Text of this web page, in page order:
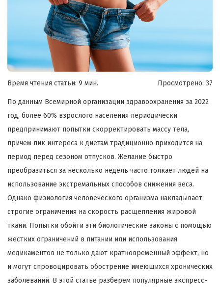
Время чтения статьи: 9 мин. Просмотрено: 37
По данным Всемирной организации здравоохранения за 2022
год, более 60% взрослого населения периодически
предпринимают попытки скорректировать массу тела,
причем пик интереса к диетам традиционно приходится на
период перед сезоном отпусков. Желание быстро
преобразиться за несколько недель часто толкает людей на
использование экстремальных способов снижения веса.
Однако физиология человеческого организма накладывает
строгие ограничения на скорость расщепления жировой
ткани. Попытки обойти эти биологические законы с помощью
жестких ограничений в питании или использования
медикаментов не только дают кратковременный эффект, но
и могут спровоцировать обострение имеющихся хронических
заболеваний. В этой статье разберем популярные экспресс-